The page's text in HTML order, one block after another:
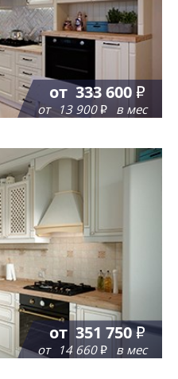
от 333 600
от 13 900 в мес
от 351 750
от 14 660 в мес